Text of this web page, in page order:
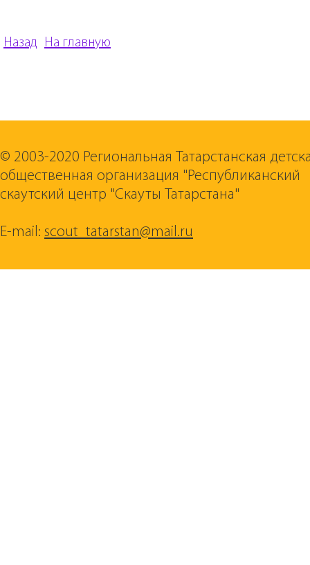
Назад На главную
© 2003-2020 Региональная Татарстанская
общественная организация "Республиканский
скаутский центр "Скауты Татарстана"
E-mail: scout_tatarstan@mail.ru